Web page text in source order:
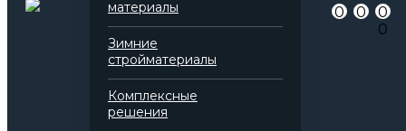
материалы
Зимние
стройматериалы
Комплексные
решения
0 0
0
0
для звукоизоляции
для пожароизоляции
Теплопроводность 0,040 Вт/(м*К)
Паропроницаемость 0,3 мг/(м*К*Па)
Все характеристики